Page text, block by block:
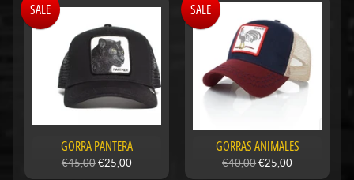
GORRA PANTERA
€45,00€25,00
SALE
GORRAS ANIMALES
€40,00€25,00
SALE